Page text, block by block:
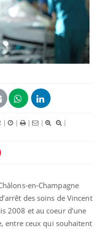
| | | |
|
en-Champagne
des soins de Vincent
2008 et au coeur d’une
entre ceux qui souhaitent